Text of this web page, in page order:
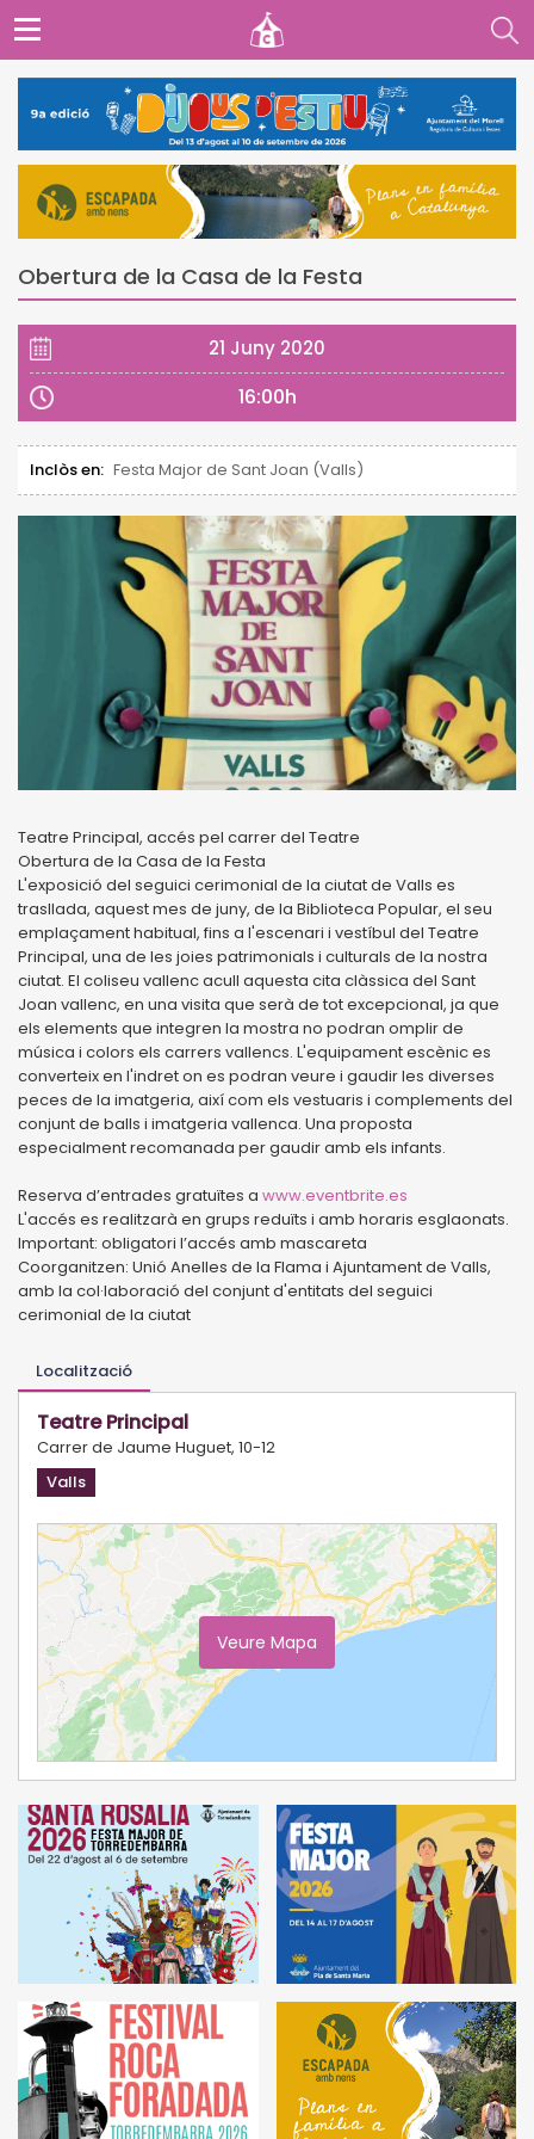
Obertura de la Casa de la Festa
21 Juny 2020
16:00h
Inclòs en: Festa Major de Sant Joan (Valls)
Teatre Principal, accés pel carrer del Teatre
Obertura de la Casa de la Festa
L'exposició del seguici cerimonial de la ciutat de Valls es
trasllada, aquest mes de juny, de la Biblioteca Popular, el seu
emplaçament habitual, fins a l'escenari i vestíbul del Teatre
Principal, una de les joies patrimonials i culturals de la nostra
ciutat. El coliseu vallenc acull aquesta cita clàssica del Sant
Joan vallenc, en una visita que serà de tot excepcional, ja que
els elements que integren la mostra no podran omplir de
música i colors els carrers vallencs. L'equipament escènic es
converteix en l'indret on es podran veure i gaudir les diverses
peces de la imatgeria, així com els vestuaris i complements del
conjunt de balls i imatgeria vallenca. Una proposta
especialment recomanada per gaudir amb els infants.
Reserva d’entrades gratuïtes a www.eventbrite.es
L'accés es realitzarà en grups reduïts i amb horaris esglaonats.
Important: obligatori l’accés amb mascareta
Coorganitzen: Unió Anelles de la Flama i Ajuntament de Valls,
amb la col·laboració del conjunt d'entitats del seguici
cerimonial de la ciutat
Localització
Teatre Principal
Carrer de Jaume Huguet, 10-12
Valls
Veure Mapa